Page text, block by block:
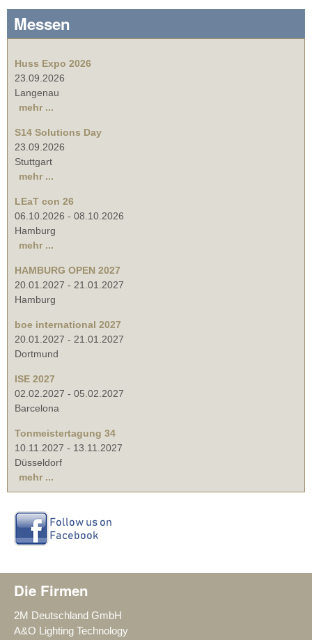
Messen
Huss Expo 2026
23.09.2026
Langenau
mehr ...
S14 Solutions Day
23.09.2026
Stuttgart
mehr ...
LEaT con 26
06.10.2026 - 08.10.2026
Hamburg
mehr ...
HAMBURG OPEN 2027
20.01.2027 - 21.01.2027
Hamburg
boe international 2027
20.01.2027 - 21.01.2027
Dortmund
ISE 2027
02.02.2027 - 05.02.2027
Barcelona
Tonmeistertagung 34
10.11.2027 - 13.11.2027
Düsseldorf
mehr ...
Die Firmen
2M Deutschland GmbH
A&O Lighting Technology